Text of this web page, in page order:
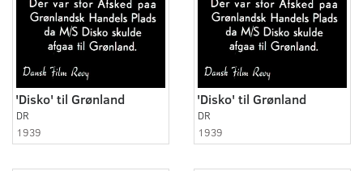
'Disko' til Grønland
DR
1939
'Disko' til Grønland
DR
1939